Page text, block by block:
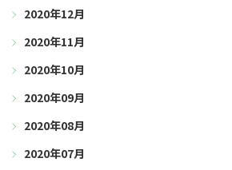
2020年12月
2020年11月
2020年10月
2020年09月
2020年08月
2020年07月